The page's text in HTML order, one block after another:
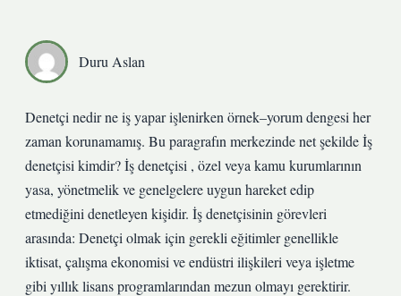
Duru Aslan
Denetçi nedir ne iş yapar işlenirken örnek–yorum dengesi her
zaman korunamamış. Bu paragrafın merkezinde net şekilde İş
denetçisi kimdir? İş denetçisi , özel veya kamu kurumlarının
yasa, yönetmelik ve genelgelere uygun hareket edip
etmediğini denetleyen kişidir. İş denetçisinin görevleri
arasında: Denetçi olmak için gerekli eğitimler genellikle
iktisat, çalışma ekonomisi ve endüstri ilişkileri veya işletme
gibi yıllık lisans programlarından mezun olmayı gerektirir.